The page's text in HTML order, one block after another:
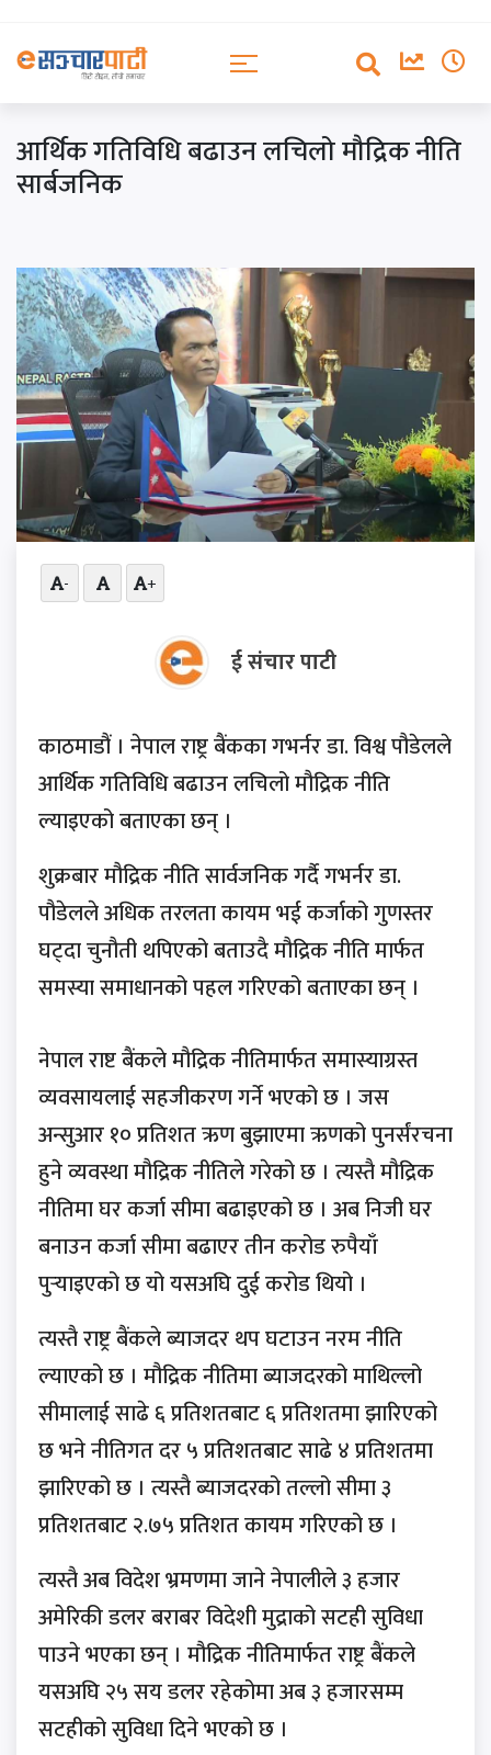
आर्थिक गतिविधि बढाउन लचिलो मौद्रिक नीति
सार्बजनिक
- +
ई संचार पाटी
काठमाडौं । नेपाल राष्ट्र बैंकका गभर्नर डा. विश्व पौडेलले
आर्थिक गतिविधि बढाउन लचिलो मौद्रिक नीति
ल्याइएको बताएका छन् ।
शुक्रबार मौद्रिक नीति सार्वजनिक गर्दै गभर्नर डा.
पौडेलले अधिक तरलता कायम भई कर्जाको गुणस्तर
घट्दा चुनौती थपिएको बताउदै मौद्रिक नीति मार्फत
समस्या समाधानको पहल गरिएको बताएका छन् ।
नेपाल राष्ट बैंकले मौद्रिक नीतिमार्फत समास्याग्रस्त
व्यवसायलाई सहजीकरण गर्ने भएको छ । जस
अन्सुआर १० प्रतिशत ऋण बुझाएमा ऋणको पुनर्संरचना
हुने व्यवस्था मौद्रिक नीतिले गरेको छ । त्यस्तै मौद्रिक
नीतिमा घर कर्जा सीमा बढाइएको छ । अब निजी घर
बनाउन कर्जा सीमा बढाएर तीन करोड रुपैयाँ
पुर्‍याइएको छ यो यसअघि दुई करोड थियो ।
त्यस्तै राष्ट्र बैंकले ब्याजदर थप घटाउन नरम नीति
ल्याएको छ । मौद्रिक नीतिमा ब्याजदरको माथिल्लो
सीमालाई साढे ६ प्रतिशतबाट ६ प्रतिशतमा झारिएको
छ भने नीतिगत दर ५ प्रतिशतबाट साढे ४ प्रतिशतमा
झारिएको छ । त्यस्तै ब्याजदरको तल्लो सीमा ३
प्रतिशतबाट २.७५ प्रतिशत कायम गरिएको छ ।
त्यस्तै अब विदेश भ्रमणमा जाने नेपालीले ३ हजार
अमेरिकी डलर बराबर विदेशी मुद्राको सटही सुविधा
पाउने भएका छन् । मौद्रिक नीतिमार्फत राष्ट्र बैंकले
यसअघि २५ सय डलर रहेकोमा अब ३ हजारसम्म
सटहीको सुविधा दिने भएको छ ।